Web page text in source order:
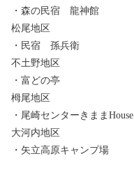
・森の民宿 龍神館
松尾地区
・民宿 孫兵衛
不土野地区
・富どの亭
栂尾地区
・尾崎センターきままHouse
大河内地区
・矢立高原キャンプ場